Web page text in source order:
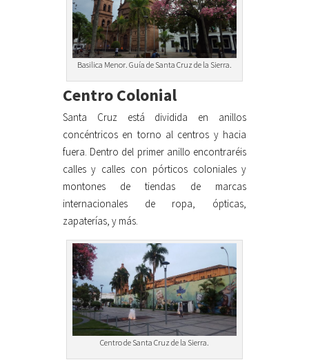
Basilica Menor. Guía de Santa Cruz de la Sierra.
Centro Colonial
Santa Cruz está dividida en anillos
concéntricos en torno al centros y hacia
fuera. Dentro del primer anillo encontraréis
calles y calles con pórticos coloniales y
montones de tiendas de marcas
internacionales de ropa, ópticas,
zapaterías, y más.
Centro de Santa Cruz de la Sierra.